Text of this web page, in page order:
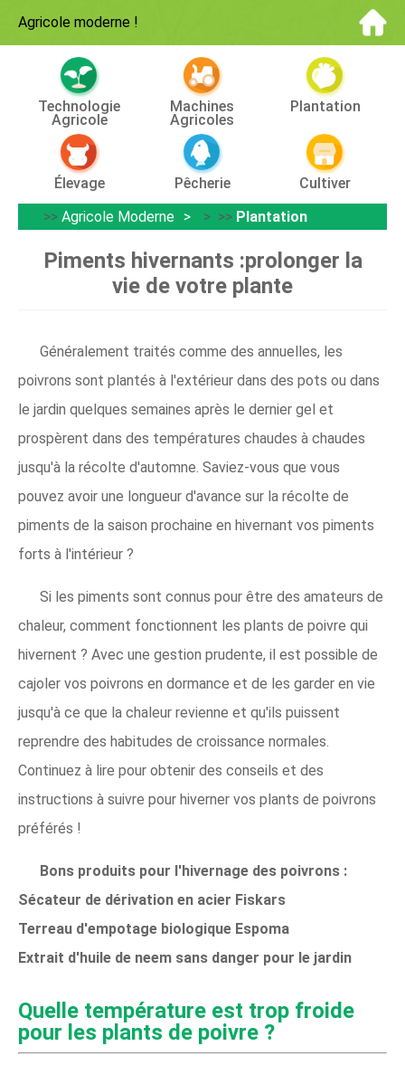
Agricole moderne !
Technologie
Agricole
Machines
Agricoles
Plantation
Élevage Pêcherie
Cultiver
>> Agricole Moderne > >> Plantation
Piments hivernants :prolonger la
vie de votre plante
Généralement traités comme des annuelles, les
poivrons sont plantés à l'extérieur dans des pots ou dans
le jardin quelques semaines après le dernier gel et
prospèrent dans des températures chaudes à chaudes
jusqu'à la récolte d'automne. Saviez-vous que vous
pouvez avoir une longueur d'avance sur la récolte de
piments de la saison prochaine en hivernant vos piments
forts à l'intérieur ?
Si les piments sont connus pour être des amateurs de
chaleur, comment fonctionnent les plants de poivre qui
hivernent ? Avec une gestion prudente, il est possible de
cajoler vos poivrons en dormance et de les garder en vie
jusqu'à ce que la chaleur revienne et qu'ils puissent
reprendre des habitudes de croissance normales.
Continuez à lire pour obtenir des conseils et des
instructions à suivre pour hiverner vos plants de poivrons
préférés !
Bons produits pour l'hivernage des poivrons :
Sécateur de dérivation en acier Fiskars
Terreau d'empotage biologique Espoma
Extrait d'huile de neem sans danger pour le jardin
Quelle température est trop froide
pour les plants de poivre ?